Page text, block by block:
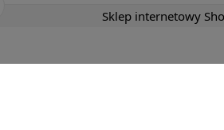
Sklep internetowy